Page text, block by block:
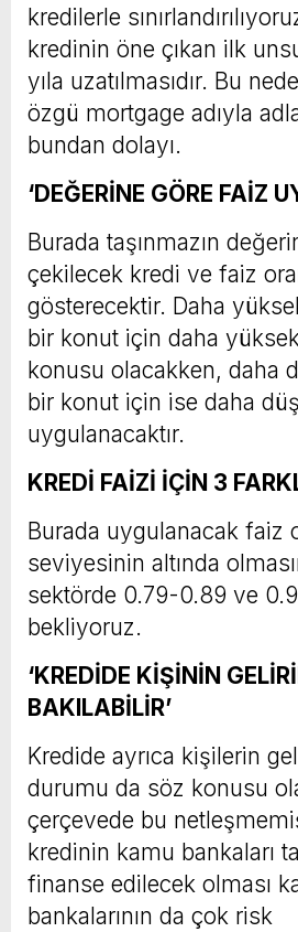
kredilerle
kredinin öne çıkan ilk
yıla uzatılmasıdır. Bu
özgü mortgage adıyla
bundan dolayı.
‘DEĞERİNE GÖRE FAİZ
Burada taşınmazın
çekilecek kredi ve faiz
gösterecektir. Daha
bir konut için daha
konusu olacakken, daha
bir konut için ise daha
uygulanacaktır.
KREDİ FAİZİ İÇİN 3
Burada uygulanacak faiz
seviyesinin altında
sektörde 0.79-0.89 ve
bekliyoruz.
‘KREDİDE KİŞİNİN
BAKILABİLİR’
Kredide ayrıca kişilerin
durumu da söz konusu
çerçevede bu
kredinin kamu bankaları
finanse edilecek olması
bankalarının da çok risk